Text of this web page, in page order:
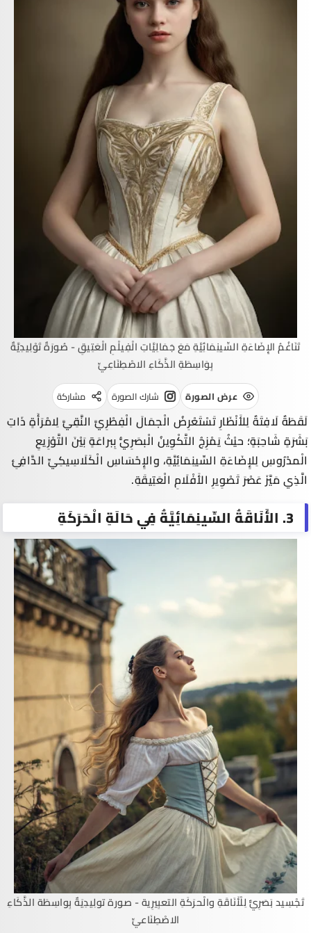
تَنَاغُمُ الإِضَاءَةِ السِّينِمَائِيَّةِ مَعَ جَمَالِيَّاتِ الْفِيلْمِ الْعَتِيقِ - صُورَةٌ تَوْلِيدِيَّةٌ
بِوَاسِطَةِ الذَّكَاءِ الاصْطِنَاعِيِّ
عرض الصورة شارك الصورة مشاركة
لَقَطَةٌ لَافِتَةٌ لِلأَنْظَارِ تَسْتَعْرِضُ الْجمَالَ الْفِطْرِيَّ النَّقِيَّ لِامْرَأَةٍ ذَاتِ
بَشَرَةٍ شَاحِبَةٍ؛ حيْثُ يَمْزِجُ التَّكْوِينُ الْبصَرِيُّ بِبراعَةٍ بَيْنَ التَّوْزِيعِ
الْمدْرُوسِ لِلإِضَاءَةِ السِّينِمَائِيَّةِ، والإِحْسَاسِ الْكَلَاسِيكِيِّ الدَّافِئِ
الَّذِي مَيَّزَ عَصْرَ تَصْوِيرِ الأَفْلَامِ الْعَتِيقَةِ.
3. الأَنَاقَةُ السِّينِمَائِيَّةُ فِي حَالَةِ الْحَرَكَةِ
تَجْسِيد بَصَرِيٌّ لِلْأَنَاقَةِ والْحرَكَةِ التعبِيرِية - صورة تولِيدِيَةٌ بِواسِطَة الذَّكَاءِ
الاصْطِنَاعيِّ